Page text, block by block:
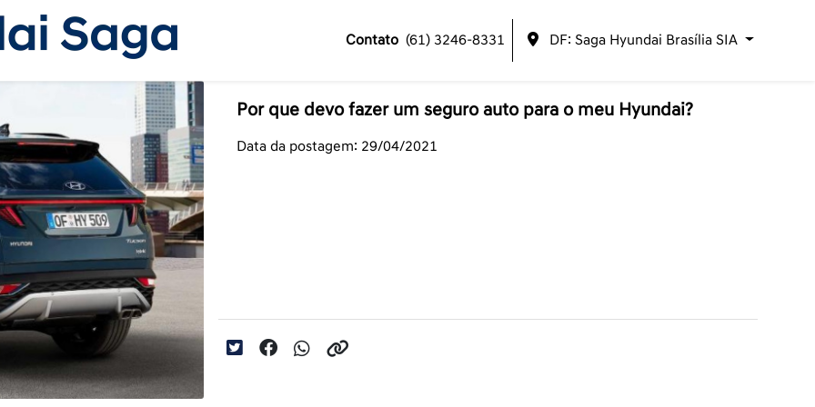
Contato (61) 3246-8331 DF: Saga Hyundai Brasília SIA
Por que devo fazer um seguro auto para o meu Hyundai?
Data da postagem: 29/04/2021